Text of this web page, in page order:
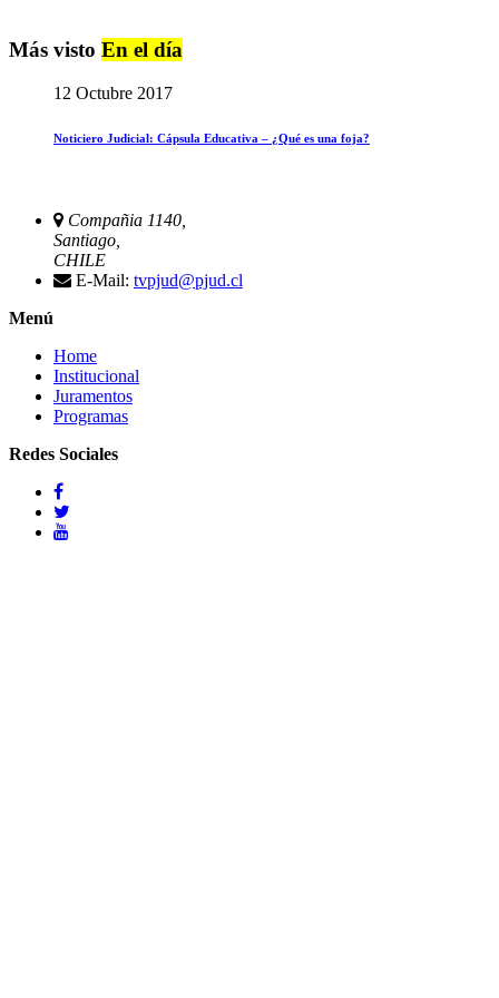
Más visto En el día
12 Octubre 2017
Noticiero Judicial: Cápsula Educativa – ¿Qué es una foja?
Compañia 1140,
Santiago,
CHILE
E-Mail: tvpjud@pjud.cl
Menú
Home
Institucional
Juramentos
Programas
Redes Sociales